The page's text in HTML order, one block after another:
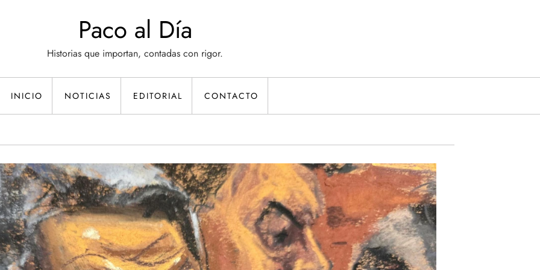
Paco al Día
Historias que importan, contadas con rigor.
INICIO NOTICIAS EDITORIAL CONTACTO